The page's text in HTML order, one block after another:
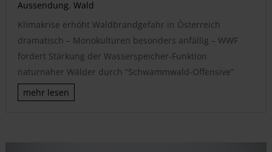
Aussendung, Wald
Klimakrise erhöht Waldbrandgefahr in Österreich
dramatisch – Monokulturen besonders anfällig – WWF
fordert Stärkung der Wasserspeicher-Funktion
naturnaher Wälder durch “Schwammwald-Offensive”
mehr lesen